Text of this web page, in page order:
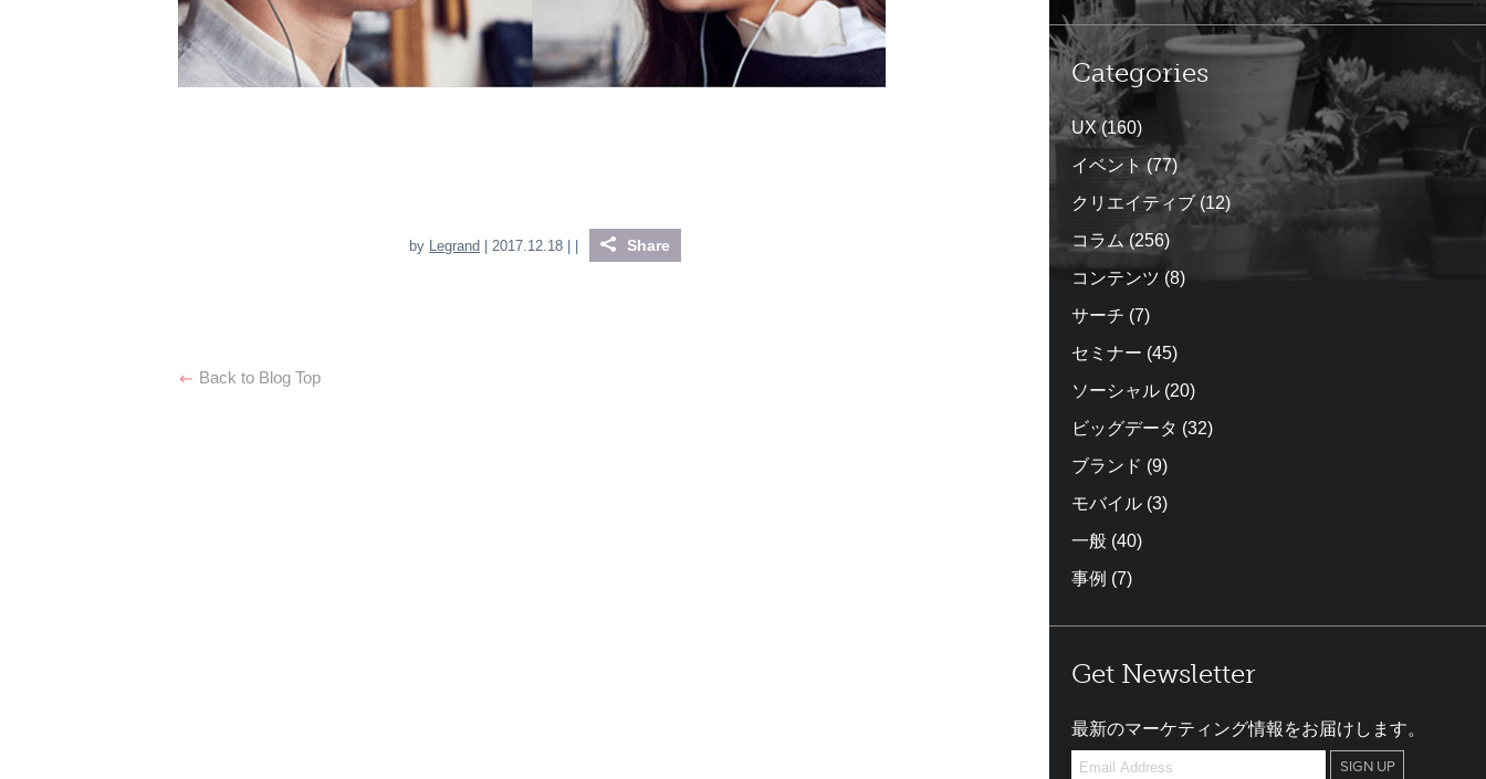
by Legrand | 2017.12.18 | Share
Back to Blog Top
Categories
UX(160)
イベント(77)
クリエイティブ(12)
コラム (256)
コンテンツ (8)
サーチ (7)
セミナー (45)
ソーシャル (20)
ビッグデータ (32)
ブランド (9)
モバイル (3)
一般 (40)
事例 (7)
Get Newsletter
最新のマーケティング情報をお届けします。